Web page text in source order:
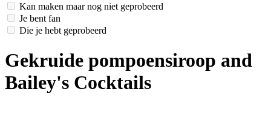
Kan maken maar nog niet geprobeerd
Je bent fan
Die je hebt geprobeerd
Gekruide pompoensiroop and
Bailey's Cocktails